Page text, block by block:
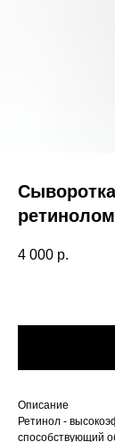
4 000 р.
Описание
Ретинол -
способствующий